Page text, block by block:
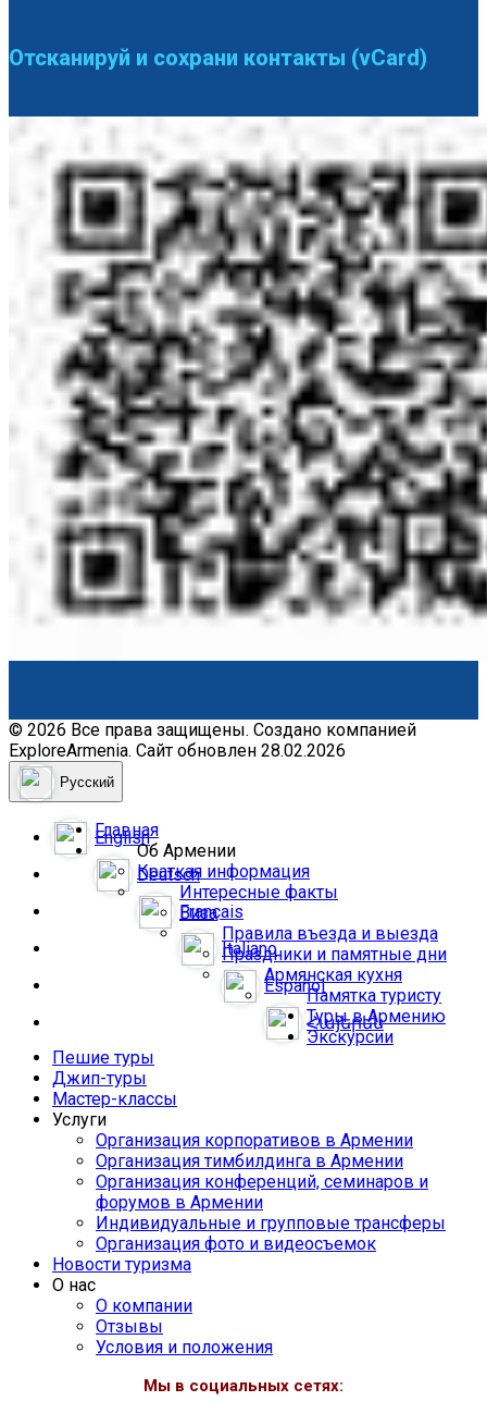
Отсканируй и сохрани контакты (vCard)
© 2026 Все права защищены. Создано компанией
ExploreArmenia. Сайт обновлен 28.02.2026
Русский
English
Deutsch
Français
Italiano
Español
Հայերեն
Главная
Об Армении
Краткая информация
Интересные факты
Виза
Правила въезда и выезда
Праздники и памятные дни
Армянская кухня
Памятка туристу
Туры в Армению
Экскурсии
Пешие туры
Джип-туры
Мастер-классы
Услуги
Организация корпоративов в Армении
Организация тимбилдинга в Армении
Организация конференций, семинаров и
форумов в Армении
Индивидуальные и групповые трансферы
Организация фото и видеосъемок
Новости туризма
О нас
О компании
Отзывы
Условия и положения
Мы в социальных сетях: